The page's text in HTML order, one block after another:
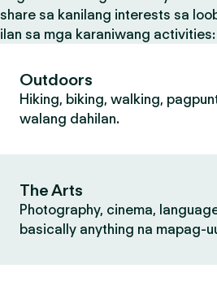
share sa kanilang interests sa
ilan sa mga karaniwang activities:
Outdoors
Hiking, biking, walking,
walang dahilan.
The Arts
Photography, cinema,
basically anything na mapag-